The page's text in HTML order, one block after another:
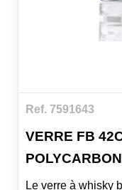
Ref. 7591643
VERRE FB
Le verre à whisky